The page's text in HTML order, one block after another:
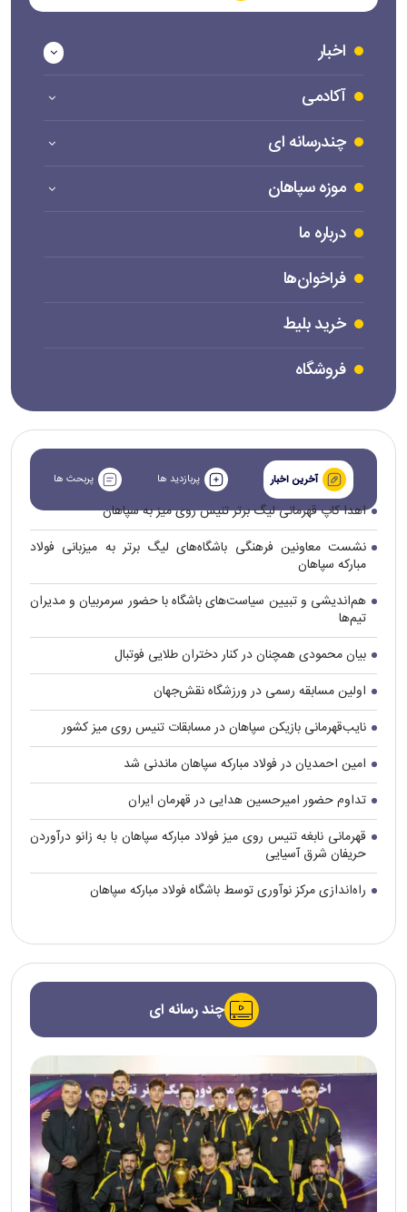
اخبار
آکادمی
چندرسانه ای
موزه سپاهان
درباره ما
فراخوان‌ها
خرید بلیط
فروشگاه
آخرین اخبار پربازدید ها پربحث ها
اهدا کاپ قهرمانی لیگ برتر تنیس روی میز به سپاهان
نشست معاونین فرهنگی باشگاه‌های لیگ برتر به میزبانی فولاد
مبارکه سپاهان
هم‌اندیشی و تبیین سیاست‌های باشگاه با حضور سرمربیان و مدیران
تیم‌ها
بیان محمودی همچنان در کنار دختران طلایی فوتبال
اولین مسابقه رسمی در ورزشگاه نقش‌جهان
نایب‌قهرمانی بازیکن سپاهان در مسابقات تنیس روی میز کشور
امین احمدیان در فولاد مبارکه سپاهان ماندنی شد
تداوم حضور امیرحسین هدایی در قهرمان ایران
قهرمانی نابغه تنیس روی میز فولاد مبارکه سپاهان با به زانو درآوردن
حریفان شرق آسیایی
راه‌اندازی مرکز نوآوری توسط باشگاه فولاد مبارکه سپاهان
چند رسانه ای